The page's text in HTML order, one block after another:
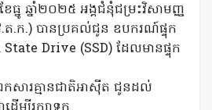
ធ្នូ ឆ្នាំ២០២៥ អង្គជំនុំជម្រះវិសាមញ្ញ
វ.ត.ក.) បានប្រគល់ជូន ឧបករណ៍ផ្ទុក
Drive (SSD) ដែលមានផ្ទុក
សារគ្មានជាតិអាស៊ីត ជូនដល់